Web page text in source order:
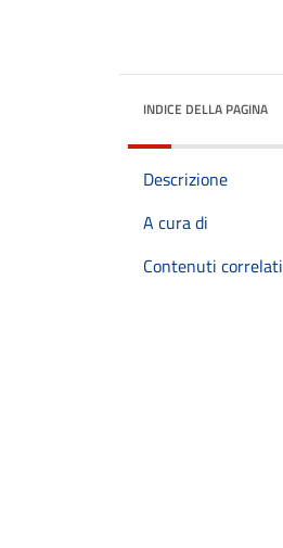
INDICE DELLA PAGINA
Descrizione
A cura di
Contenuti correlati